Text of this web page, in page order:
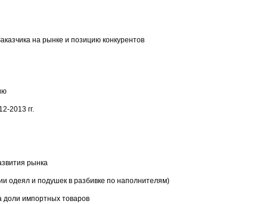
на рынке и позицию конкурентов
2013 гг.
рынка
одеял и подушек в разбивке по наполнителям)
доли импортных товаров